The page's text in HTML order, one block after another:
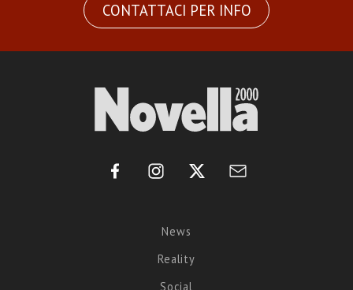
CONTATTACI PER INFO
News
Reality
Social